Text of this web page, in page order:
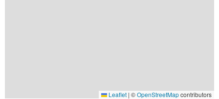
Leaflet | ©OpenStreetMapcontributors